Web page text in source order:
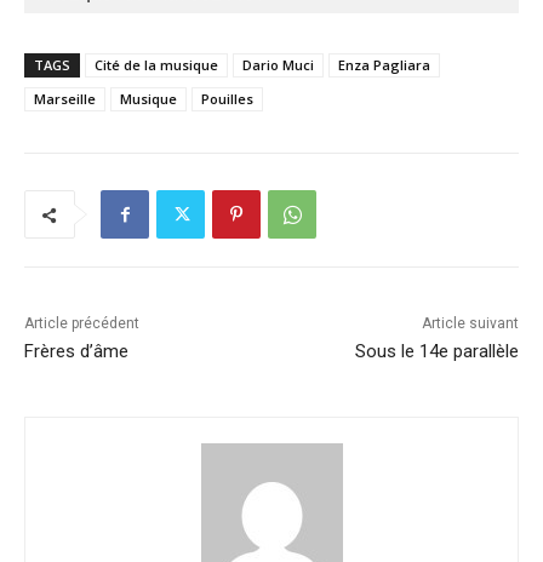
TAGS Cité de la musique Dario Muci
Enza Pagliara
Marseille
Musique Pouilles
Article précédent
Frères d’âme
Article suivant
Sous le 14e parallèle